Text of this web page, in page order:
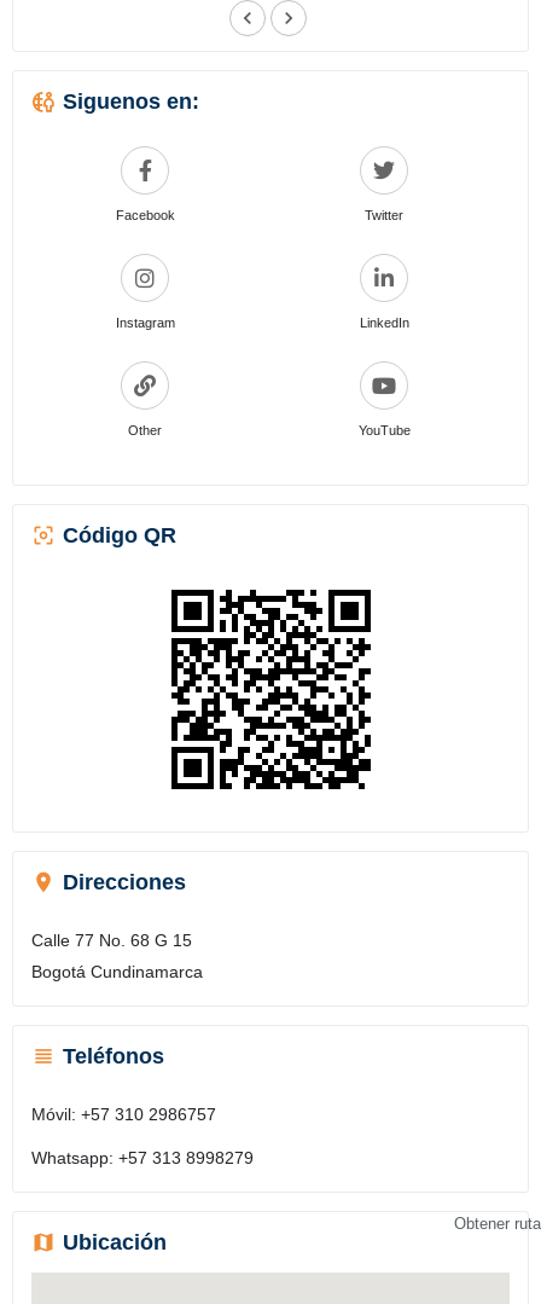
Siguenos en:
Facebook Twitter
Instagram LinkedIn
Other YouTube
Código QR
Direcciones
Calle 77 No. 68 G 15
Bogotá Cundinamarca
Teléfonos
Móvil: +57 310 2986757
Whatsapp: +57 313 8998279
Ubicación
Obtener ruta